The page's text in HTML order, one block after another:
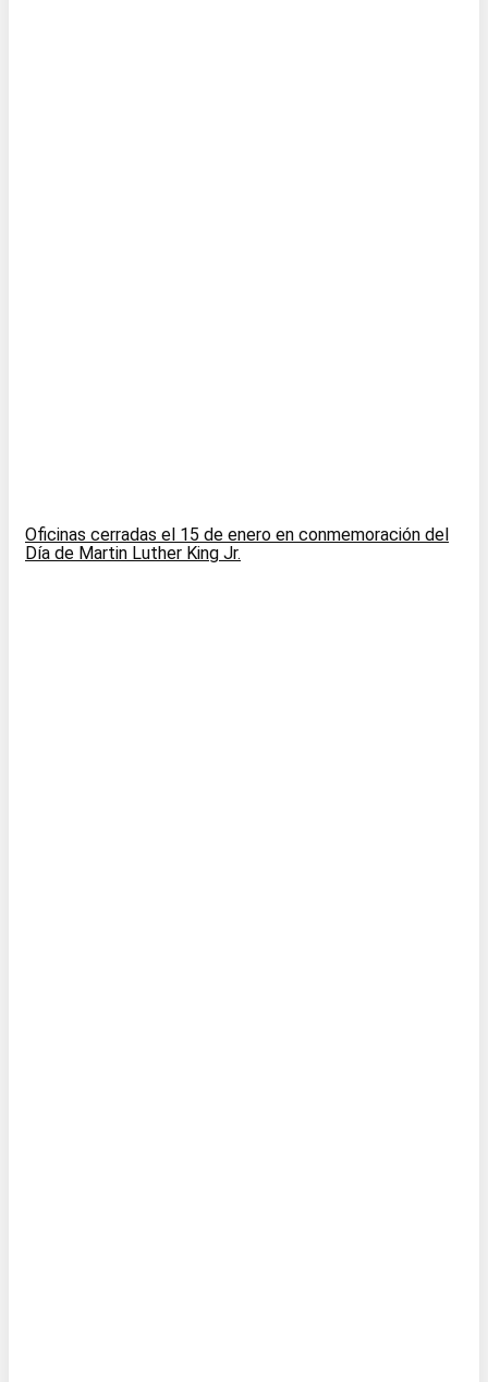
Oficinas cerradas el 15 de enero en conmemoración del
Día de Martin Luther King Jr.